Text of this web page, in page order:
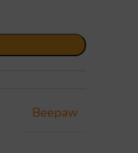
Beepaw